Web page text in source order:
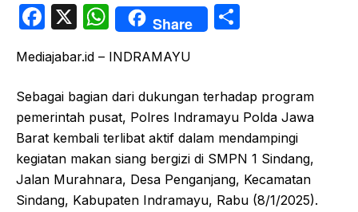
F
c
e
b
o
o
k
X
W
h
at
s
A
p
p
Share
e
Mediajabar.id – INDRAMAYU
Sebagai bagian dari dukungan terhadap program
pemerintah pusat, Polres Indramayu Polda Jawa
Barat kembali terlibat aktif dalam mendampingi
kegiatan makan siang bergizi di SMPN 1 Sindang,
Jalan Murahnara, Desa Penganjang, Kecamatan
Sindang, Kabupaten Indramayu, Rabu (8/1/2025).